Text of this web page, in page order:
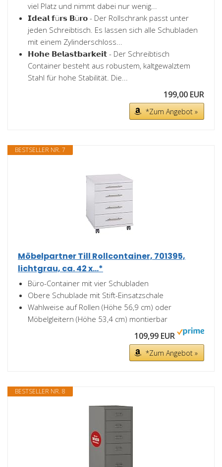
viel Platz und nimmt dabei nur wenig...
𝗜𝗱𝗲𝗮𝗹 𝗳ü𝗿𝘀 𝗕ü𝗿𝗼 - Der Rollschrank passt unter
jeden Schreibtisch. Es lassen sich alle Schubladen
mit einem Zylinderschloss...
𝗛𝗼𝗵𝗲 𝗕𝗲𝗹𝗮𝘀𝘁𝗯𝗮𝗿𝗸𝗲𝗶𝘁 - Der Schreibtisch
Container besteht aus robustem, kaltgewalztem
Stahl für hohe Stabilität. Die...
199,00 EUR
*Zum Angebot »
BESTSELLER NR. 7
Möbelpartner Till Rollcontainer, 701395,
lichtgrau, ca. 42 x...*
Büro-Container mit vier Schubladen
Obere Schublade mit Stift-Einsatzschale
Wahlweise auf Rollen (Höhe 56,9 cm) oder
Möbelgleitern (Höhe 53,4 cm) montierbar
109,99 EUR
*Zum Angebot »
BESTSELLER NR. 8